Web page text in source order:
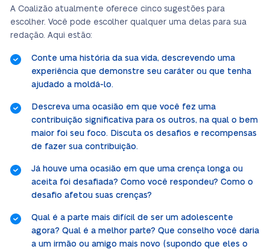
A Coalizão atualmente oferece cinco sugestões para
escolher. Você pode escolher qualquer uma delas para sua
redação. Aqui estão:
Conte uma história da sua vida, descrevendo uma
experiência que demonstre seu caráter ou que tenha
ajudado a moldá-lo.
Descreva uma ocasião em que você fez uma
contribuição significativa para os outros, na qual o bem
maior foi seu foco. Discuta os desafios e recompensas
de fazer sua contribuição.
Já houve uma ocasião em que uma crença longa ou
aceita foi desafiada? Como você respondeu? Como o
desafio afetou suas crenças?
Qual é a parte mais difícil de ser um adolescente
agora? Qual é a melhor parte? Que conselho você daria
a um irmão ou amigo mais novo (supondo que eles o